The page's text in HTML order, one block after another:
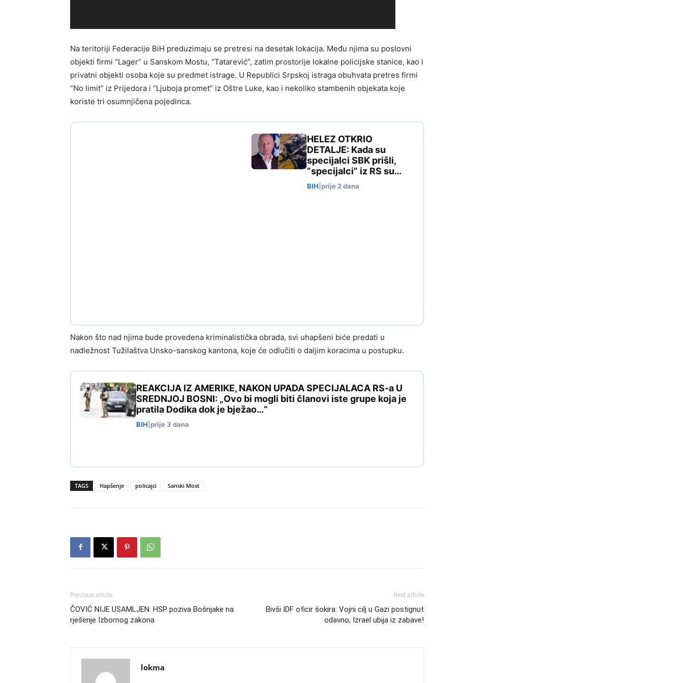
Na teritoriji Federacije BiH preduzimaju se pretresi na desetak lokacija. Među njima su poslovni
objekti firmi “Lager” u Sanskom Mostu, “Tatarević”, zatim prostorije lokalne policijske stanice, kao i
privatni objekti osoba koje su predmet istrage. U Republici Srpskoj istraga obuhvata pretres firmi
“No limit” iz Prijedora i “Ljuboja promet” iz Oštre Luke, kao i nekoliko stambenih objekata koje
koriste tri osumnjičena pojedinca.
HELEZ OTKRIO
DETALJE: Kada su
specijalci SBK prišli,
“specijalci” iz RS su…
BIH prije 2 dana
Nakon što nad njima bude provedena kriminalistička obrada, svi uhapšeni biće predati u
nadležnost Tužilaštva Unsko-sanskog kantona, koje će odlučiti o daljim koracima u postupku.
REAKCIJA IZ AMERIKE, NAKON UPADA SPECIJALACA RS-a U
SREDNJOJ BOSNI: „Ovo bi mogli biti članovi iste grupe koja je
pratila Dodika dok je bježao…“
BIH prije 3 dana
TAGS Hapšenje policajci Sanski Most
Previous article
ČOVIĆ NIJE USAMLJEN: HSP poziva Bošnjake na
rješenje Izbornog zakona
Next article
Bivši IDF oficir šokira: Vojni cilj u Gazi postignut
odavno, Izrael ubija iz zabave!
lokma